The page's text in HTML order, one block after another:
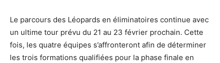
Le parcours des Léopards en éliminatoires continue avec
un ultime tour prévu du 21 au 23 février prochain. Cette
fois, les quatre équipes s’affronteront afin de déterminer
les trois formations qualifiées pour la phase finale en